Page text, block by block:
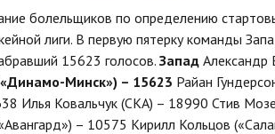
болельщиков по определению
лиги. В первую пятерку команды
15623 голосов. Запад
Минск») – 15623 Райан
Илья Ковальчук (СКА) – 18990 Стив
– 10575 Кирилл Кольцов